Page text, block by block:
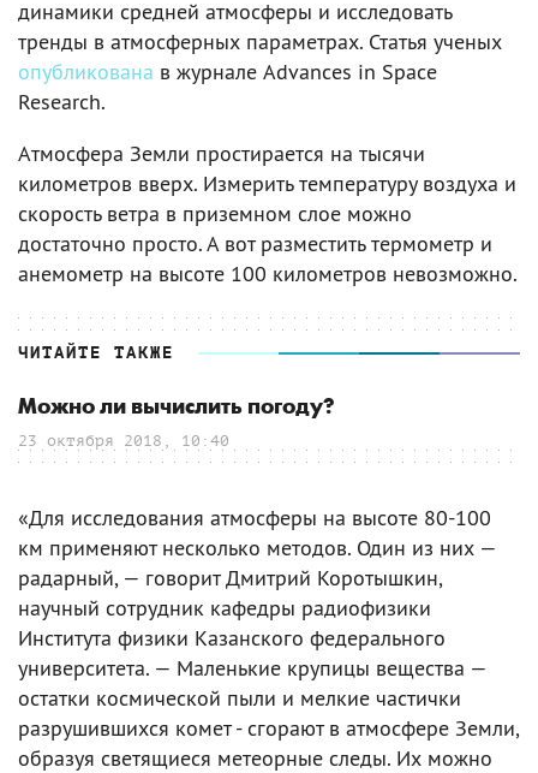
динамики средней атмосферы и исследовать
тренды в атмосферных параметрах. Статья ученых
опубликована в журнале Advances in Space
Research.
Атмосфера Земли простирается на тысячи
километров вверх. Измерить температуру воздуха и
скорость ветра в приземном слое можно
достаточно просто. А вот разместить термометр и
анемометр на высоте 100 километров невозможно.
ЧИТАЙТЕ ТАКЖЕ
Можно ли вычислить погоду?
23 октября 2018, 10:40
«Для исследования атмосферы на высоте 80-100
км применяют несколько методов. Один из них —
радарный, — говорит Дмитрий Коротышкин,
научный сотрудник кафедры радиофизики
Института физики Казанского федерального
университета. — Маленькие крупицы вещества —
остатки космической пыли и мелкие частички
разрушившихся комет - сгорают в атмосфере Земли,
образуя светящиеся метеорные следы. Их можно